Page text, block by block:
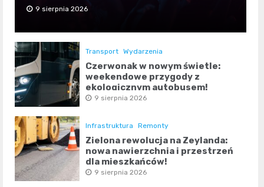
9 sierpnia 2026
Transport Wydarzenia
Czerwonak w nowym świetle:
weekendowe przygody z
ekologicznym autobusem!
9 sierpnia 2026
Infrastruktura Remonty
Zielona rewolucja na Zeylanda:
nowa nawierzchnia i przestrzeń
dla mieszkańców!
9 sierpnia 2026